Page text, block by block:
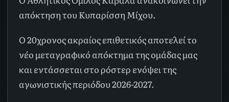
απόκτηση του Κυπαρίσση Μίχου.
Ο 20χρονος ακραίος επιθετικός αποτελεί το
νέο μεταγραφικό απόκτημα της ομάδας μας
και εντάσσεται στο ρόστερ ενόψει της
αγωνιστικής περιόδου 2026-2027.